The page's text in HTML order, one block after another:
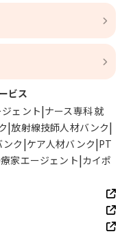
ビス
ェント ナース専科 就
放射線技師人材バンク
ク ケア人材バンク PT
家エージェント カイポ